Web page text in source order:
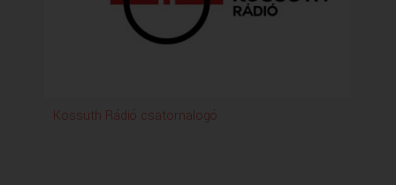
Kossuth Rádió csatornalogó